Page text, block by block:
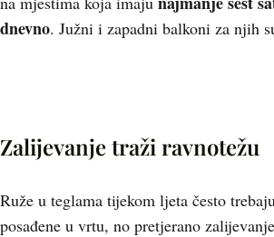
dnevno. Južni i zapadni balkoni za njih
Zalijevanje traži ravnotežu
Ruže u teglama tijekom ljeta često
posađene u vrtu, no pretjerano